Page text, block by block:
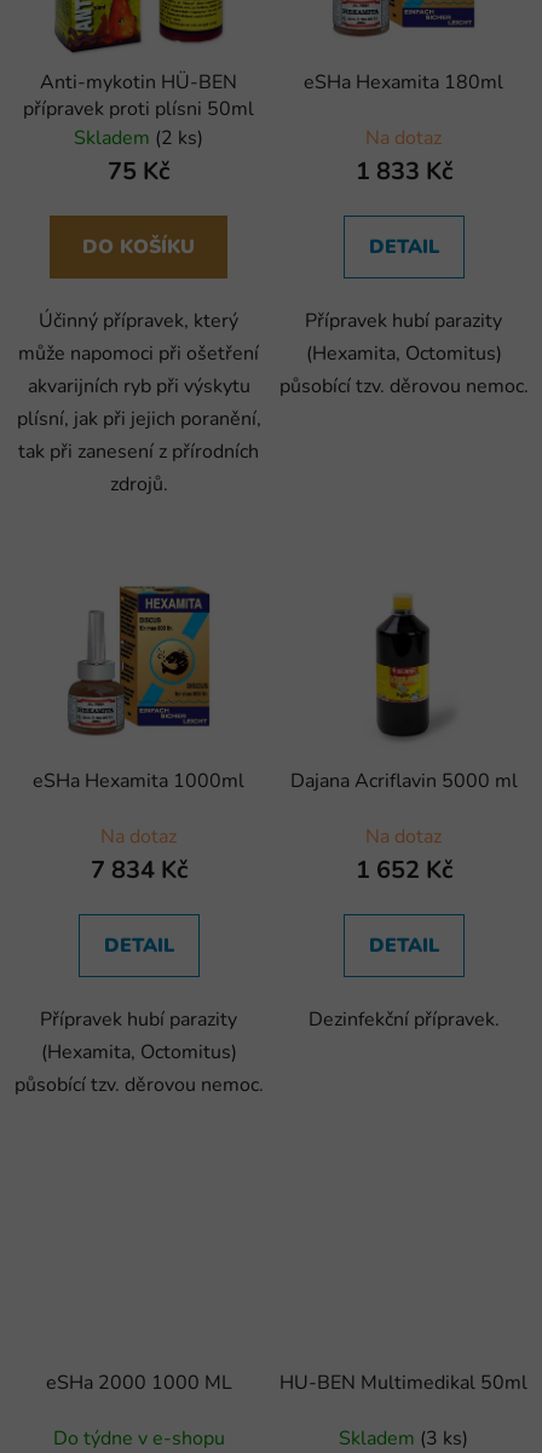
Anti-mykotin HÜ-BEN
přípravek proti plísni 50ml
Skladem (2 ks)
75 Kč
DO KOŠÍKU
Účinný přípravek, který
může napomoci při ošetření
akvarijních ryb při výskytu
plísní, jak při jejich poranění,
tak při zanesení z přírodních
zdrojů.
eSHa Hexamita 180ml
Na dotaz
1 833 Kč
DETAIL
Přípravek hubí parazity
(Hexamita, Octomitus)
působící tzv. děrovou nemoc.
eSHa Hexamita 1000ml
Na dotaz
7 834 Kč
DETAIL
Přípravek hubí parazity
(Hexamita, Octomitus)
působící tzv. děrovou nemoc.
Dajana Acriflavin 5000 ml
Na dotaz
1 652 Kč
DETAIL
Dezinfekční přípravek.
eSHa 2000 1000 ML
Do týdne v e-shopu
HU-BEN Multimedikal 50ml
Skladem (3 ks)